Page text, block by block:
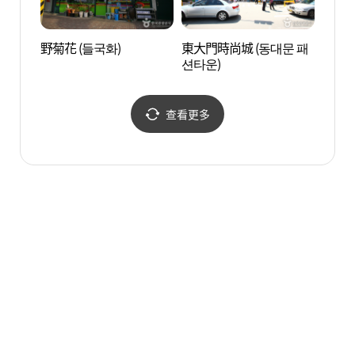
野菊花 (들국화)
東大門時尚城 (동대문 패
션타운)
查看更多